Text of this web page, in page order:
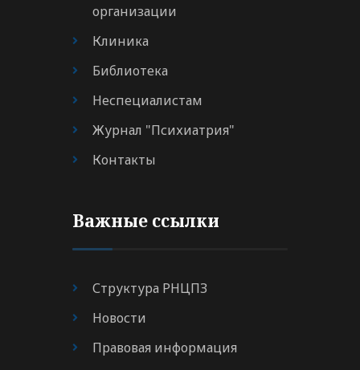
организации
Клиника
Библиотека
Неспециалистам
Журнал "Психиатрия"
Контакты
Важные ссылки
Структура РНЦПЗ
Новости
Правовая информация